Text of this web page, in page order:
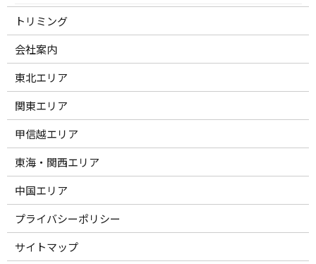
トリミング
会社案内
東北エリア
関東エリア
甲信越エリア
東海・関西エリア
中国エリア
プライバシーポリシー
サイトマップ